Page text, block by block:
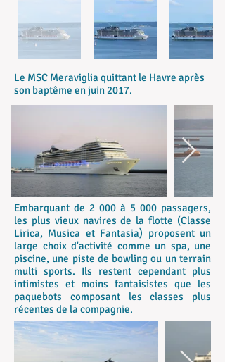
Le MSC Meraviglia quittant le Havre après
son baptême en juin 2017.
Embarquant de 2 000 à 5 000 passagers,
les plus vieux navires de la flotte (Classe
Lirica, Musica et Fantasia) proposent un
large choix d'activité comme un spa, une
piscine, une piste de bowling ou un terrain
multi sports. Ils restent cependant plus
intimistes et moins fantaisistes que les
paquebots composant les classes plus
récentes de la compagnie.